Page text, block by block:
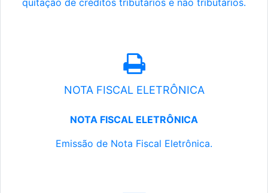
quitação de créditos tributários e não tributários.
NOTA FISCAL ELETRÔNICA
NOTA FISCAL ELETRÔNICA
Emissão de Nota Fiscal Eletrônica.